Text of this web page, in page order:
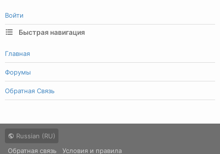
Войти
Быстрая навигация
Главная
Форумы
Обратная Связь
Russian (RU)
Обратная связь
Условия и правила